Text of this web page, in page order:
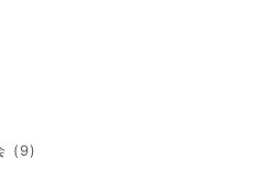
(9)